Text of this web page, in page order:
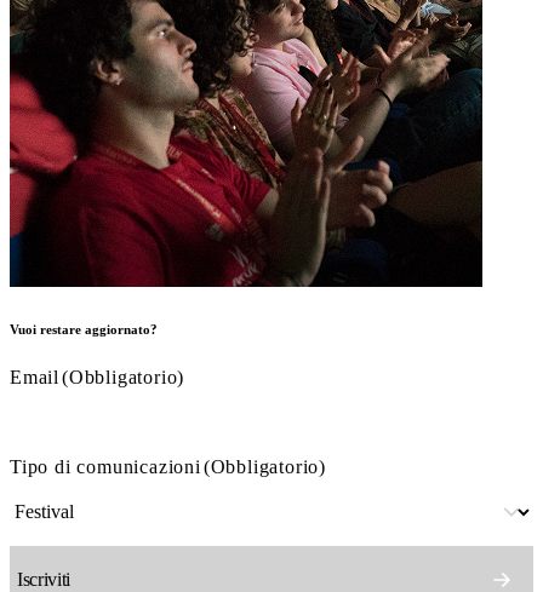
Vuoi restare aggiornato?
Email (Obbligatorio)
Tipo di comunicazioni (Obbligatorio)